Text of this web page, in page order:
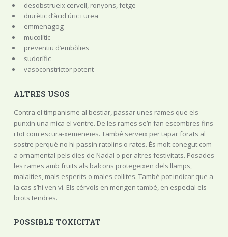
desobstrueix cervell, ronyons, fetge
diürètic d’àcid úric i urea
emmenagog
mucolític
preventiu d’embòlies
sudorífic
vasoconstrictor potent
ALTRES USOS
Contra el timpanisme al bestiar, passar unes rames que els
punxin una mica el ventre. De les rames se’n fan escombres fins
i tot com escura-xemeneies. També serveix per tapar forats al
sostre perquè no hi passin ratolins o rates. És molt conegut com
a ornamental pels dies de Nadal o per altres festivitats. Posades
les rames amb fruits als balcons protegeixen dels llamps,
malalties, mals esperits o males collites. També pot indicar que a
la cas s’hi ven vi. Els cérvols en mengen també, en especial els
brots tendres.
POSSIBLE TOXICITAT